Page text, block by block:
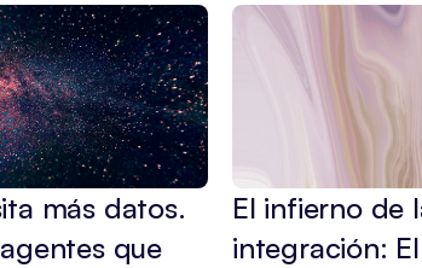
más datos.
que
El infierno de
integración: